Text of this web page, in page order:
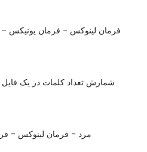
Modprobe - فرمان لینوکس - فرمان یونیکس
شمارش تعداد کلمات در یک فایل
مرد - فرمان لینوکس -